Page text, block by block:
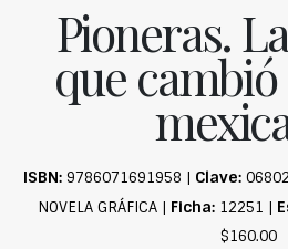
Pioneras.
que
ISBN: 9786071691958 | Clave:
NOVELA GRÁFICA | Ficha:12251 |
$160.00